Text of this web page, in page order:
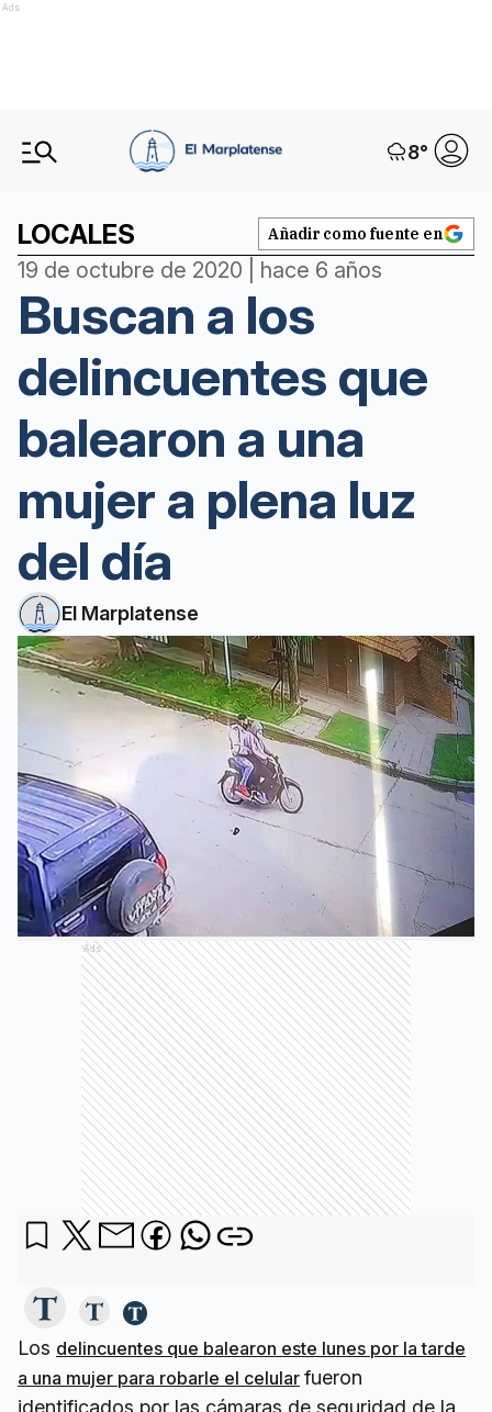
Ads
8°
LOCALES Añadir como fuente en
19 de octubre de 2020 | hace 6 años
Buscan a los
delincuentes que
balearon a una
mujer a plena luz
del día
El Marplatense
Ads
Los delincuentes que balearon este lunes por la tarde
a una mujer para robarle el celular fueron
identificados por las cámaras de seguridad de la